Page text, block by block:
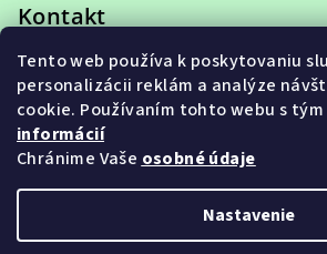
Tento web používa k poskytovaniu
personalizácii reklám a analýze
cookie. Používaním tohto webu s
informácií
Chránime Vaše osobné údaje
Nastavenie
i Kontakt
eshop@adet.sk
+421 948 953 910